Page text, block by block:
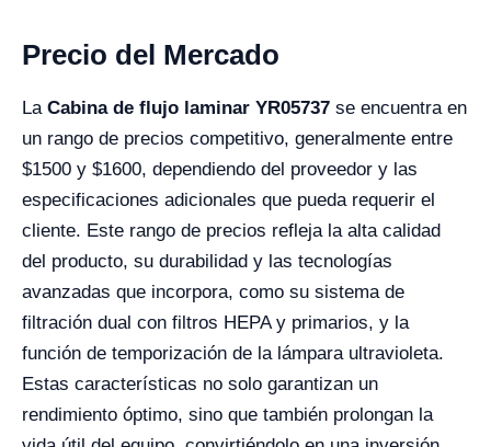
Precio del Mercado
La Cabina de flujo laminar YR05737 se encuentra en
un rango de precios competitivo, generalmente entre
$1500 y $1600, dependiendo del proveedor y las
especificaciones adicionales que pueda requerir el
cliente. Este rango de precios refleja la alta calidad
del producto, su durabilidad y las tecnologías
avanzadas que incorpora, como su sistema de
filtración dual con filtros HEPA y primarios, y la
función de temporización de la lámpara ultravioleta.
Estas características no solo garantizan un
rendimiento óptimo, sino que también prolongan la